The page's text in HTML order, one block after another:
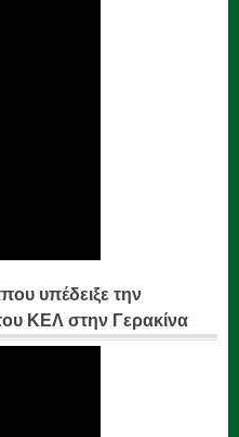
υπέδειξε την
ΚΕΛ στην Γερακίνα